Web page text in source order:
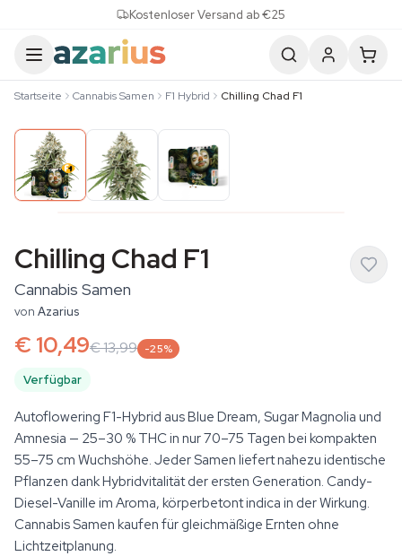
Kostenloser Versand ab €25
Startseite Cannabis Samen F1 Hybrid Chilling Chad F1
Chilling Chad F1
Cannabis Samen
von Azarius
€ 10,49€ 13,99 -25%
Verfügbar
Autoflowering F1-Hybrid aus Blue Dream, Sugar Magnolia und
Amnesia — 25–30 % THC in nur 70–75 Tagen bei kompakten
55–75 cm Wuchshöhe. Jeder Samen liefert nahezu identische
Pflanzen dank Hybridvitalität der ersten Generation. Candy-
Diesel-Vanille im Aroma, körperbetont indica in der Wirkung.
Cannabis Samen kaufen für gleichmäßige Ernten ohne
Lichtzeitplanung.